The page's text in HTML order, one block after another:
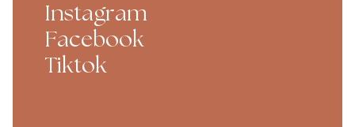
Instagram
Facebook
Tiktok